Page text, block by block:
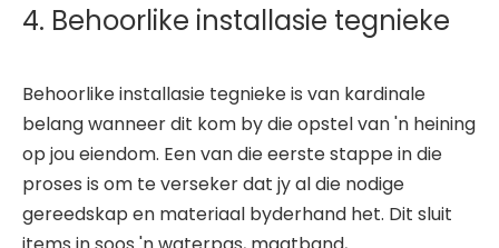
4. Behoorlike installasie tegnieke
Behoorlike installasie tegnieke is van kardinale
belang wanneer dit kom by die opstel van 'n heining
op jou eiendom. Een van die eerste stappe in die
proses is om te verseker dat jy al die nodige
gereedskap en materiaal byderhand het. Dit sluit